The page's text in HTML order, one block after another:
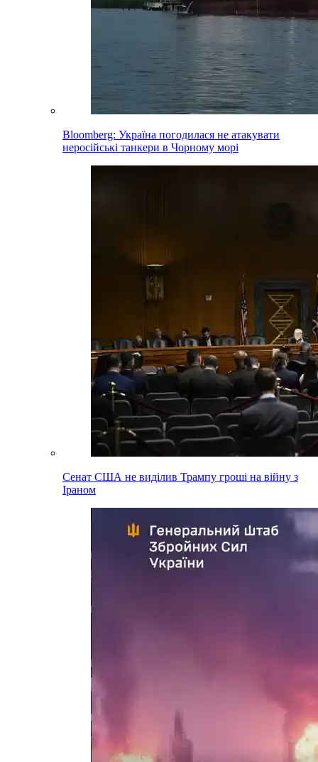
Bloomberg: Україна погодилася не атакувати
неросійські танкери в Чорному морі
Сенат США не виділив Трампу гроші на війну з
Іраном